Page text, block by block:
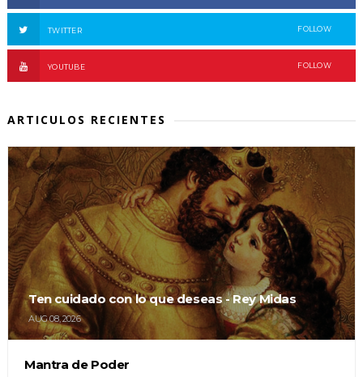
TWITTER FOLLOW
YOUTUBE FOLLOW
ARTICULOS RECIENTES
Ten cuidado con lo que deseas - Rey Midas
AUG 08, 2026
Mantra de Poder